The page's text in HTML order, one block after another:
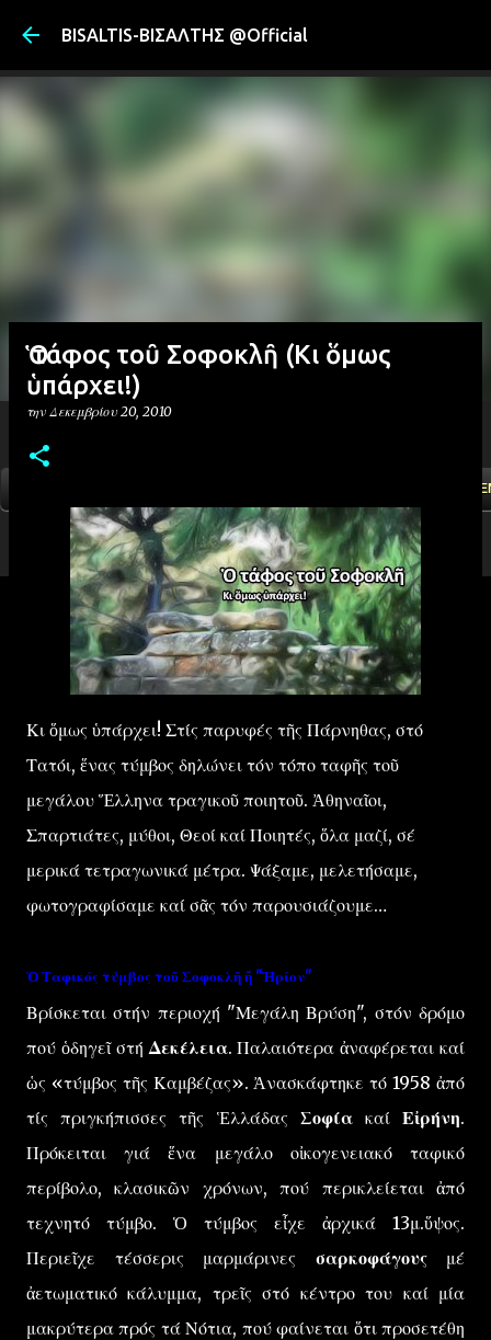
BISALTIS-ΒΙΣΑΛΤΗΣ @Official
Ὁ τάφος τοῦ Σοφοκλῆ (Kι ὅμως
ὑπάρχει!)
την Δεκεμβρίου 20, 2010
Κι ὅμως ὑπάρχει! Στίς παρυφές τῆς Πάρνηθας, στό
Τατόι, ἕνας τύμβος δηλώνει τόν τόπο ταφῆς τοῦ
μεγάλου Ἕλληνα τραγικοῦ ποιητοῦ. Ἀθηναῖοι,
Σπαρτιάτες, μύθοι, Θεοί καί Ποιητές, ὅλα μαζί, σέ
μερικά τετραγωνικά μέτρα. Ψάξαμε, μελετήσαμε,
φωτογραφίσαμε καί σᾶς τόν παρουσιάζουμε…
Ὁ Ταφικός τύμβος τοῦ Σοφοκλῆ ἤ "Ἠρίον"
Βρίσκεται στήν περιοχή "Μεγάλη Βρύση", στόν δρόμο
πού ὁδηγεῖ στήΔεκέλεια. Παλαιότερα ἀναφέρεται καί
ὡς «τύμβος τῆς Καμβέζας». Ἀνασκάφτηκε τό 1958 ἀπό
τίς πριγκήπισσες τῆς Ἑλλάδας Σοφία καίΕἰρήνη.
Πρόκειται γιά ἕνα μεγάλο οἰκογενειακό ταφικό
περίβολο, κλασικῶν χρόνων, πού περικλείεται ἀπό
τεχνητό τύμβο. Ὁ τύμβος εἶχε ἀρχικά 13μ.ὕψος.
Περιεῖχε τέσσερις μαρμάρινες σαρκοφάγους μέ
ἀετωματικό κάλυμμα, τρεῖς στό κέντρο του καί μία
μακρύτερα πρός τά Νότια, πού φαίνεται ὅτι προσετέθη